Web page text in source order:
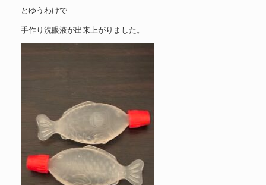
とゆうわけで
手作り洗眼液が出来上がりました。